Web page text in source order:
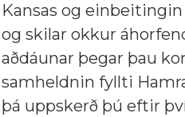
Kansas og
og skilar okkur
aðdáunar þegar þau
samheldnin fyllti
þá uppskerð þú eftir